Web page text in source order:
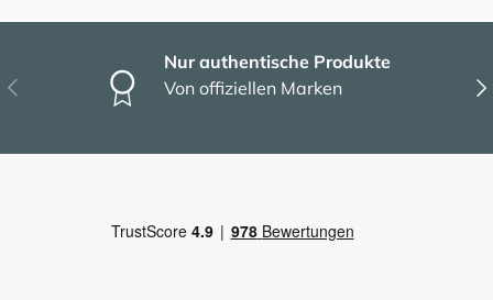
Vorherige
Nur authentische Produkte
Von offiziellen Marken